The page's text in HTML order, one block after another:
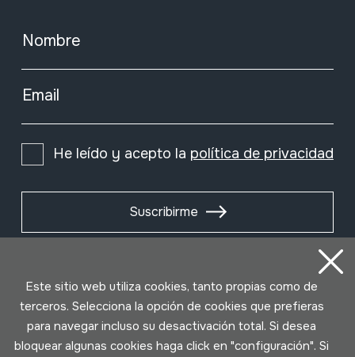
Nombre
Email
He leído y acepto la política de privacidad
Suscribirme
Este sitio web utiliza cookies, tanto propias como de
terceros. Selecciona la opción de cookies que prefieras
para navegar incluso su desactivación total. Si desea
bloquear algunas cookies haga click en "configuración". Si